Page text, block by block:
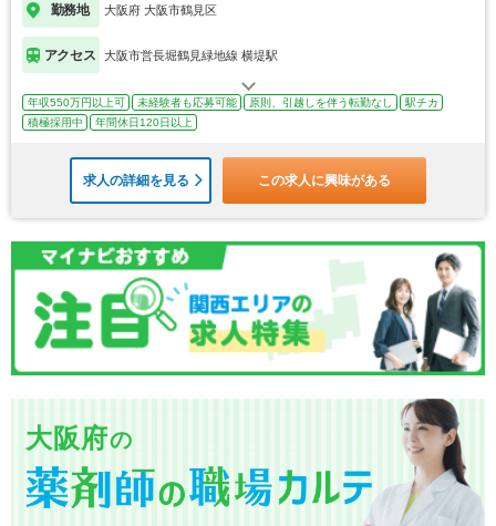
勤務地 大阪府 大阪市鶴見区
アクセス 大阪市営長堀鶴見緑地線 横堤駅
年収550万円以上可 未経験者も応募可能 原則、引越しを伴う転勤なし
駅チカ
積極採用中
年間休日120日以上
求人の詳細を見る この求人に興味がある
大阪府の